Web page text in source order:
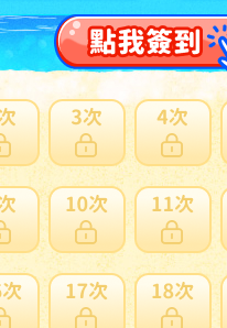
算 問題商品反映流
，可使用日本郵局海運直送
家反應商品疑慮、功能異
前注意
取出丟棄。